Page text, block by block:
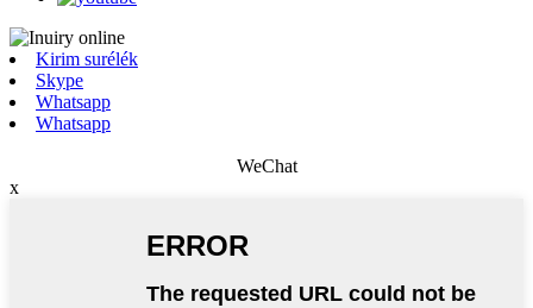
Kirim surélék
Skype
Whatsapp
Whatsapp
WeChat
x